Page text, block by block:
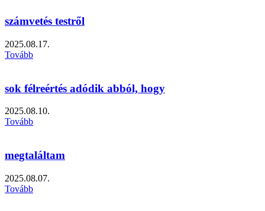
számvetés testről
2025.08.17.
Tovább
sok félreértés adódik abból, hogy
2025.08.10.
Tovább
megtaláltam
2025.08.07.
Tovább